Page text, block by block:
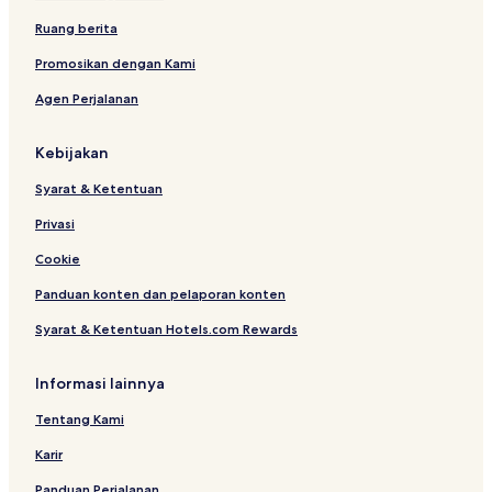
Ruang berita
Promosikan dengan Kami
Agen Perjalanan
Kebijakan
Syarat & Ketentuan
Privasi
Cookie
Panduan konten dan pelaporan konten
Syarat & Ketentuan Hotels.com Rewards
Informasi lainnya
Tentang Kami
Karir